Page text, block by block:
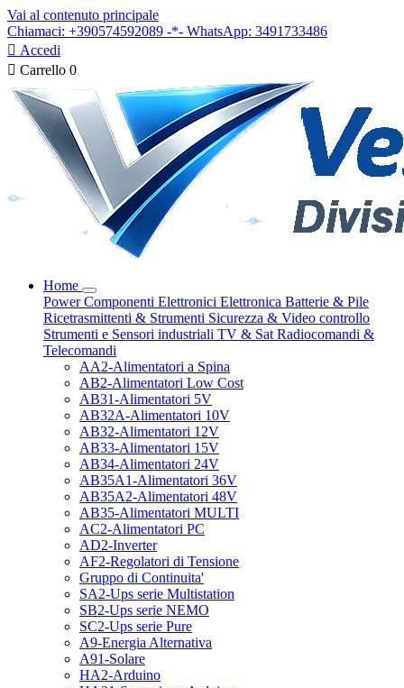
Vai al contenuto principale
Chiamaci: +390574592089 -*- WhatsApp: 3491733486
 Accedi
 Carrello 0
Home
PowerComponenti Elettronici Elettronica Batterie & Pile
Ricetrasmittenti & Strumenti Sicurezza & Video controllo
Strumenti e Sensori industriali TV & Sat Radiocomandi &
Telecomandi
AA2-Alimentatori a Spina
AB2-Alimentatori Low Cost
AB31-Alimentatori 5V
AB32A-Alimentatori 10V
AB32-Alimentatori 12V
AB33-Alimentatori 15V
AB34-Alimentatori 24V
AB35A1-Alimentatori 36V
AB35A2-Alimentatori 48V
AB35-Alimentatori MULTI
AC2-Alimentatori PC
AD2-Inverter
AF2-Regolatori di Tensione
Gruppo di Continuita'
SA2-Ups serie Multistation
SB2-Ups serie NEMO
SC2-Ups serie Pure
A9-Energia Alternativa
A91-Solare
HA2-Arduino